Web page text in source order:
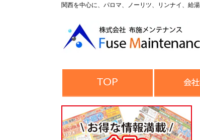
関西を中心に、パロマ、ノーリツ、リンナイ、給